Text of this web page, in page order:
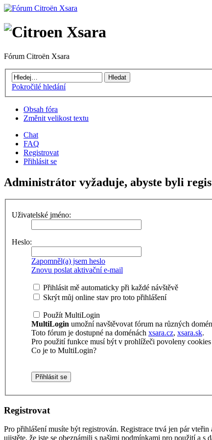
Fórum Citroën Xsara
Pokročilé hledání
Obsah fóra
Změnit velikost textu
Chat
FAQ
Registrovat
Přihlásit se
Administrátor vyžaduje, abyste byli
Uživatelské jméno:
Heslo:
Zapomněl(a) jsem heslo
Znovu poslat aktivační e-mail
Přihlásit mě automaticky při každé návštěvě
Skrýt můj online stav pro toto přihlášení
Použít MultiLogin
MultiLogin umožní navštěvovat fórum na různých
Toto fórum je dostupné na doménách xsara.cz, xsara.sk.
Pro použití funkce musí být v prohlížeči povoleny cookies
Co je to MultiLogin?
Registrovat
Pro přihlášení musíte být registrován. Registrace trvá jen pár
ujistěte, že jste se obeznámili s našimi podmínkami pro použití a